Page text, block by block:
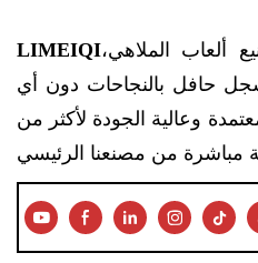
LIMEIQIألعاب الملاهي،
حافل بالنجاحات دون أي
وعالية الجودة لأكثر من